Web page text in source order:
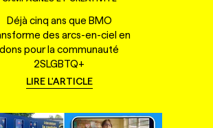
Déjà cinq ans que BMO
des arcs-en-ciel en
dons pour la communauté
2SLGBTQ+
LIRE L'ARTICLE